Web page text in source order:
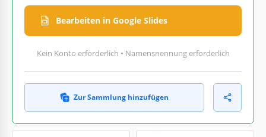
Bearbeiten in Google Slides
Kein Konto erforderlich • Namensnennung erforderlich
Zur Sammlung hinzufügen